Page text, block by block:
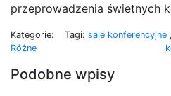
przeprowadzenia świetnych
Kategorie:
Różne
Tagi: sale konferencyjne ,
Podobne wpisy